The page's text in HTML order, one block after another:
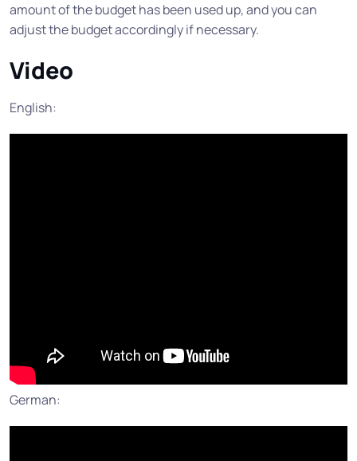
amount of the budget has been used up, and you can
adjust the budget accordingly if necessary.
Video
English:
German: